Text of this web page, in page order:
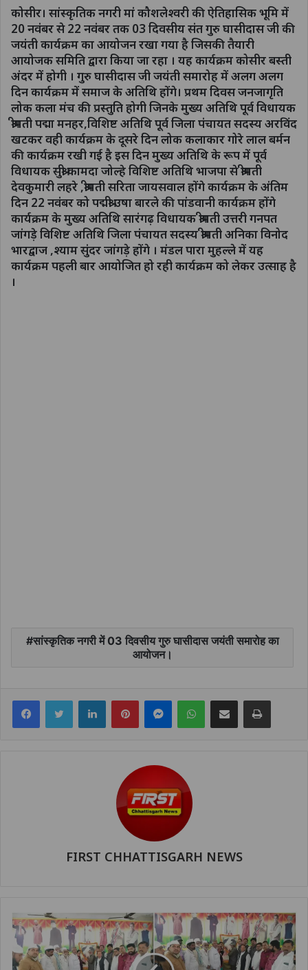
कोसीर। सांस्कृतिक नगरी मां कौशलेश्वरी की ऐतिहासिक भूमि में
20 नवंबर से 22 नवंबर तक 03 दिवसीय संत गुरु घासीदास जी की
जयंती कार्यक्रम का आयोजन रखा गया है जिसकी तैयारी
आयोजक समिति द्वारा किया जा रहा । यह कार्यक्रम कोसीर बस्ती
अंदर में होगी । गुरु घासीदास जी जयंती समारोह में अलग अलग
दिन कार्यक्रम में समाज के अतिथि होंगे। प्रथम दिवस जनजागृति
लोक कला मंच की प्रस्तुति होगी जिनके मुख्य अतिथि पूर्व विधायक
श्रीमती पद्मा मनहर,विशिष्ट अतिथि पूर्व जिला पंचायत सदस्य अरविंद
खटकर वही कार्यक्रम के दूसरे दिन लोक कलाकार गोरे लाल बर्मन
की कार्यक्रम रखी गई है इस दिन मुख्य अतिथि के रूप में पूर्व
विधायक सुश्री कामदा जोल्हे विशिष्ट अतिथि भाजपा से श्रीमती
देवकुमारी लहरे ,श्रीमती सरिता जायसवाल होंगे कार्यक्रम के अंतिम
दिन 22 नवंबर को पद्मश्री उषा बारले की पांडवानी कार्यक्रम होंगे
कार्यक्रम के मुख्य अतिथि सारंगढ़ विधायक श्रीमती उत्तरी गनपत
जांगड़े विशिष्ट अतिथि जिला पंचायत सदस्य श्रीमती अनिका विनोद
भारद्वाज ,श्याम सुंदर जांगड़े होंगे । मंडल पारा मुहल्ले में यह
कार्यक्रम पहली बार आयोजित हो रही कार्यक्रम को लेकर उत्साह है
।
सांस्कृतिक नगरी में 03 दिवसीय गुरु घासीदास जयंती समारोह का
आयोजन।
FacebookTwitter LinkedInPinterestMessengerWhatsAppShare via Email Print
FIRST CHHATTISGARH NEWS